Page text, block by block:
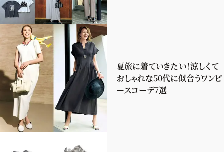
夏旅に着ていきたい！涼しくて
おしゃれな50代に似合うワンピ
ースコーデ7選